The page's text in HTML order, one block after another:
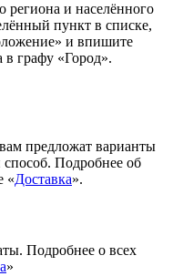
региона и населённого
пункт в списке,
и впишите
в графу «Город».
предложат варианты
Подробнее об
«Доставка».
Подробнее о всех
»